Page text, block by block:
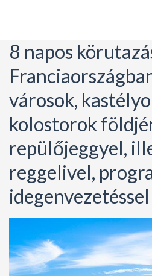
8 napos
városok,
kolostorok
repülőjeggyel,
reggelivel,
idegenvezetéssel